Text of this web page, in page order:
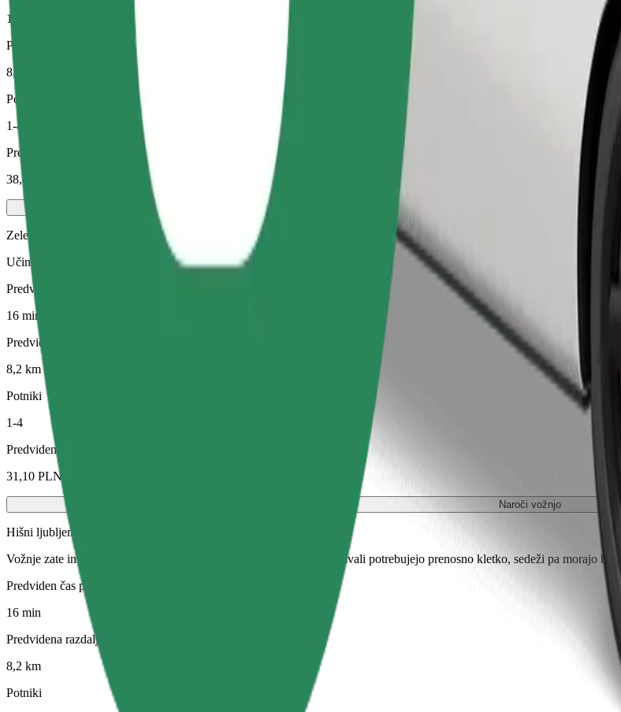
16 min
Predvidena razdalja
8,2 km
Potniki
1-4
Predvidena cena
38,40 PLN
Zelena
Učinkovite vožnje v hibridnih in električnih vozilih
Predviden čas potovanja
16 min
Predvidena razdalja
8,2 km
Potniki
1-4
Predvidena cena
31,10 PLN
Naroči vožnjo
Hišni ljubljenčki
Vožnje zate in tvojo hišno žival. Psi morajo nositi nagobčnik, male živali potrebujejo prenosno kletko, sedeži pa morajo biti
Predviden čas potovanja
16 min
Predvidena razdalja
8,2 km
Potniki